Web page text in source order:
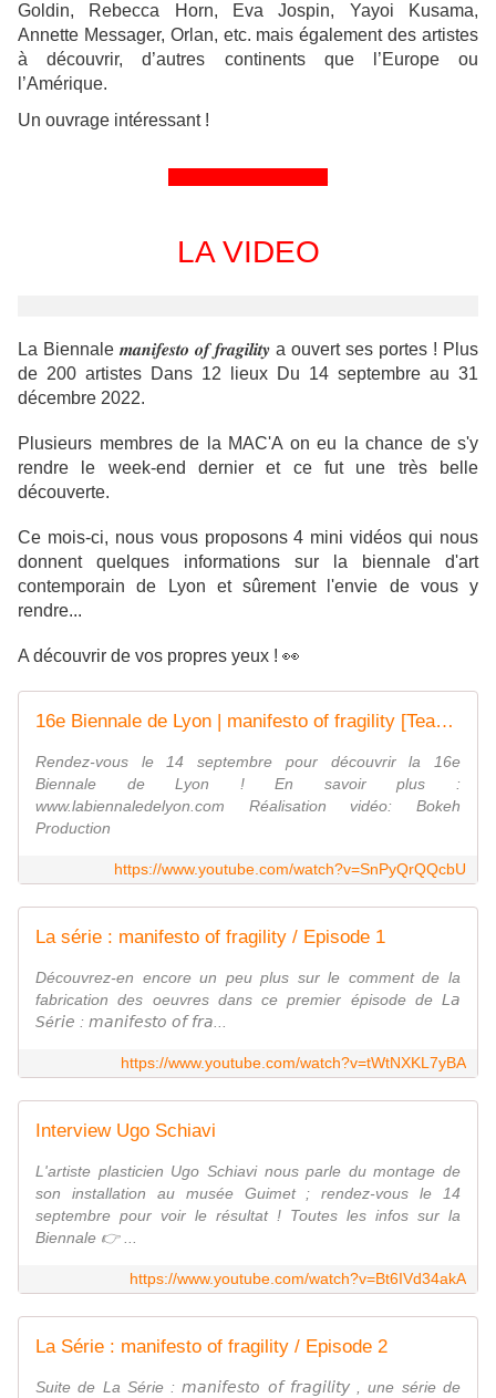
Goldin, Rebecca Horn, Eva Jospin, Yayoi Kusama,
Annette Messager, Orlan, etc. mais également des artistes
à découvrir, d’autres continents que l’Europe ou
l’Amérique.
Un ouvrage intéressant !
LA VIDEO
La Biennale 𝒎𝒂𝒏𝒊𝒇𝒆𝒔𝒕𝒐 𝒐𝒇 𝒇𝒓𝒂𝒈𝒊𝒍𝒊𝒕𝒚 a ouvert ses portes ! Plus
de 200 artistes Dans 12 lieux Du 14 septembre au 31
décembre 2022.
Plusieurs membres de la MAC'A on eu la chance de s'y
rendre le week-end dernier et ce fut une très belle
découverte.
Ce mois-ci, nous vous proposons 4 mini vidéos qui nous
donnent quelques informations sur la biennale d'art
contemporain de Lyon et sûrement l'envie de vous y
rendre...
A découvrir de vos propres yeux ! 👀
16e Biennale de Lyon | manifesto of fragility [Teaser #2]
Rendez-vous le 14 septembre pour découvrir la 16e
Biennale de Lyon ! En savoir plus :
www.labiennaledelyon.com Réalisation vidéo: Bokeh
Production
https://www.youtube.com/watch?v=SnPyQrQQcbU
La série : manifesto of fragility / Episode 1
Découvrez-en encore un peu plus sur le comment de la
fabrication des oeuvres dans ce premier épisode de 𝘓𝘢
𝘚é𝘳𝘪𝘦 : 𝘮𝘢𝘯𝘪𝘧𝘦𝘴𝘵𝘰 𝘰𝘧 𝘧𝘳𝘢...
https://www.youtube.com/watch?v=tWtNXKL7yBA
Interview Ugo Schiavi
L'artiste plasticien Ugo Schiavi nous parle du montage de
son installation au musée Guimet ; rendez-vous le 14
septembre pour voir le résultat ! Toutes les infos sur la
Biennale 👉 ...
https://www.youtube.com/watch?v=Bt6IVd34akA
La Série : manifesto of fragility / Episode 2
Suite de La Série : 𝘮𝘢𝘯𝘪𝘧𝘦𝘴𝘵𝘰 𝘰𝘧 𝘧𝘳𝘢𝘨𝘪𝘭𝘪𝘵𝘺 , une série de